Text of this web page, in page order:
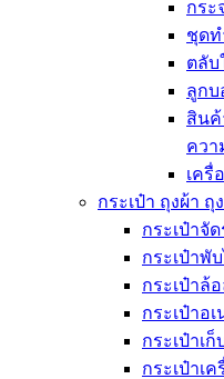
กระ
ชุดท
ตลับ
ลูกบ
สินค้
ควา
เครื่
กระเป๋า ถุงผ้า
กระเป๋าจั
กระเป๋าพั
กระเป๋าล้
กระเป๋าอ
กระเป๋าเ
กระเป๋าเ